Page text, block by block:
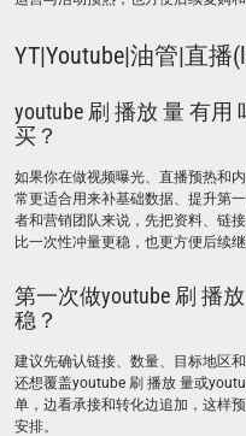
YT|Youtube|油管|直播
youtube 刷 播放 量 有
买？
如果你在做视频曝光、直播预热和
常更适合用来补基础数据、提升第
者和营销团队来说，先把资料、链
比一次性冲量更稳，也更方便后续继
第一次做youtube 刷 播
稳？
建议先确认链接、数量、目标地区
还想覆盖youtube 刷 播放 量​或
单，边看承接和转化边追加，这样
安排。